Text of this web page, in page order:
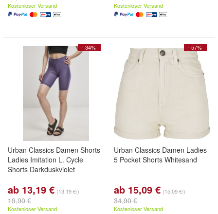
Kostenloser Versand Kostenloser Versand
- 34%
Urban Classics Damen Shorts
Ladies Imitation L. Cycle
Shorts Darkduskviolet
ab 13,19 € (13,19 €/)
19,90 €
Kostenloser Versand
- 57%
Urban Classics Damen Ladies
5 Pocket Shorts Whitesand
ab 15,09 € (15,09 €/)
34,90 €
Kostenloser Versand